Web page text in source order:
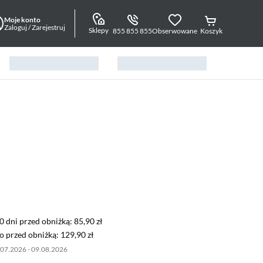
Moje konto
Zaloguj / Zarejestruj
Sklepy 855 855 855Obserwowane Koszyk
dni przed obniżką: 85,90 zł
dni przed obniżką: 85,90 zł
przed obniżką: 129,90 zł
przed obniżką: 129,90 zł
- 09.08.2026